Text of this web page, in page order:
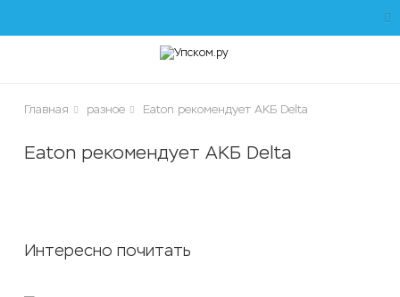
Главная разное Eaton рекомендует АКБ Delta
Eaton рекомендует АКБ Delta
Интересно почитать